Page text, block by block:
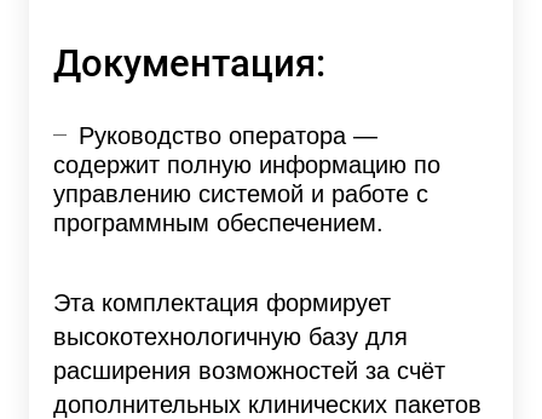
Документация:
Руководство оператора —
содержит полную информацию по
управлению системой и работе с
программным обеспечением.
Эта комплектация формирует
высокотехнологичную базу для
расширения возможностей за счёт
дополнительных клинических пакетов